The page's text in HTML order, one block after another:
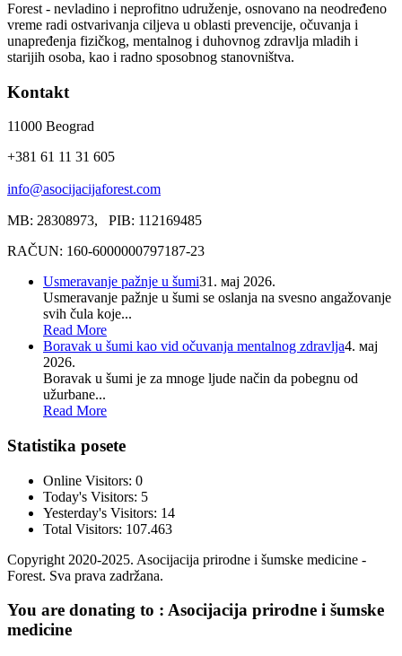
Forest - nevladino i neprofitno udruženje, osnovano na neodređeno
vreme radi ostvarivanja ciljeva u oblasti prevencije, očuvanja i
unapređenja fizičkog, mentalnog i duhovnog zdravlja mladih i
starijih osoba, kao i radno sposobnog stanovništva.
Kontakt
11000 Beograd
+381 61 11 31 605
info@asocijacijaforest.com
MB: 28308973, PIB: 112169485
RAČUN: 160-6000000797187-23
Usmeravanje pažnje u šumi31. мај 2026.
Usmeravanje pažnje u šumi se oslanja na svesno angažovanje
svih čula koje...
Read More
Boravak u šumi kao vid očuvanja mentalnog zdravlja4. мај
2026.
Boravak u šumi je za mnoge ljude način da pobegnu od
užurbane...
Read More
Statistika posete
Online Visitors: 0
Today's Visitors: 5
Yesterday's Visitors: 14
Total Visitors: 107.463
Copyright 2020-2025. Asocijacija prirodne i šumske medicine -
Forest. Sva prava zadržana.
You are donating to : Asocijacija prirodne i šumske
medicine